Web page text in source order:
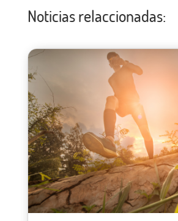
Noticias relaccionadas: